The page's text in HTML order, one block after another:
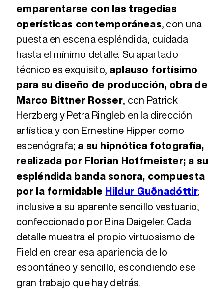
emparentarse con las tragedias
operísticas contemporáneas, con una
puesta en escena espléndida, cuidada
hasta el mínimo detalle. Su apartado
técnico es exquisito, aplauso fortísimo
para su diseño de producción, obra de
Marco Bittner Rosser, con Patrick
Herzberg y Petra Ringleb en la dirección
artística y con Ernestine Hipper como
escenógrafa; a su hipnótica fotografía,
realizada por Florian Hoffmeister; a su
espléndida banda sonora, compuesta
por la formidable Hildur Guðnadóttir;
inclusive a su aparente sencillo vestuario,
confeccionado por Bina Daigeler. Cada
detalle muestra el propio virtuosismo de
Field en crear esa apariencia de lo
espontáneo y sencillo, escondiendo ese
gran trabajo que hay detrás.